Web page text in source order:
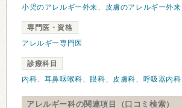
小児のアレルギー外来、 皮膚のアレルギー外来
専門医・資格
アレルギー専門医
診療科目
内科、 耳鼻咽喉科、 眼科、 皮膚科、 呼吸器内科
アレルギー科の関連項目（口コミ検索）